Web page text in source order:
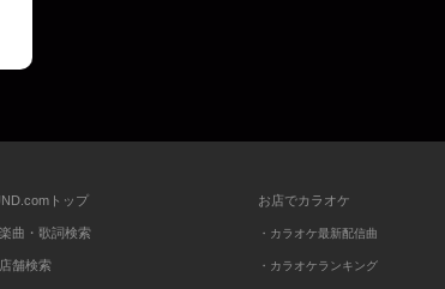
トップ
曲・歌詞検索
舗検索
お店でカラオケ
・カラオケ最新配信曲
・カラオケランキング